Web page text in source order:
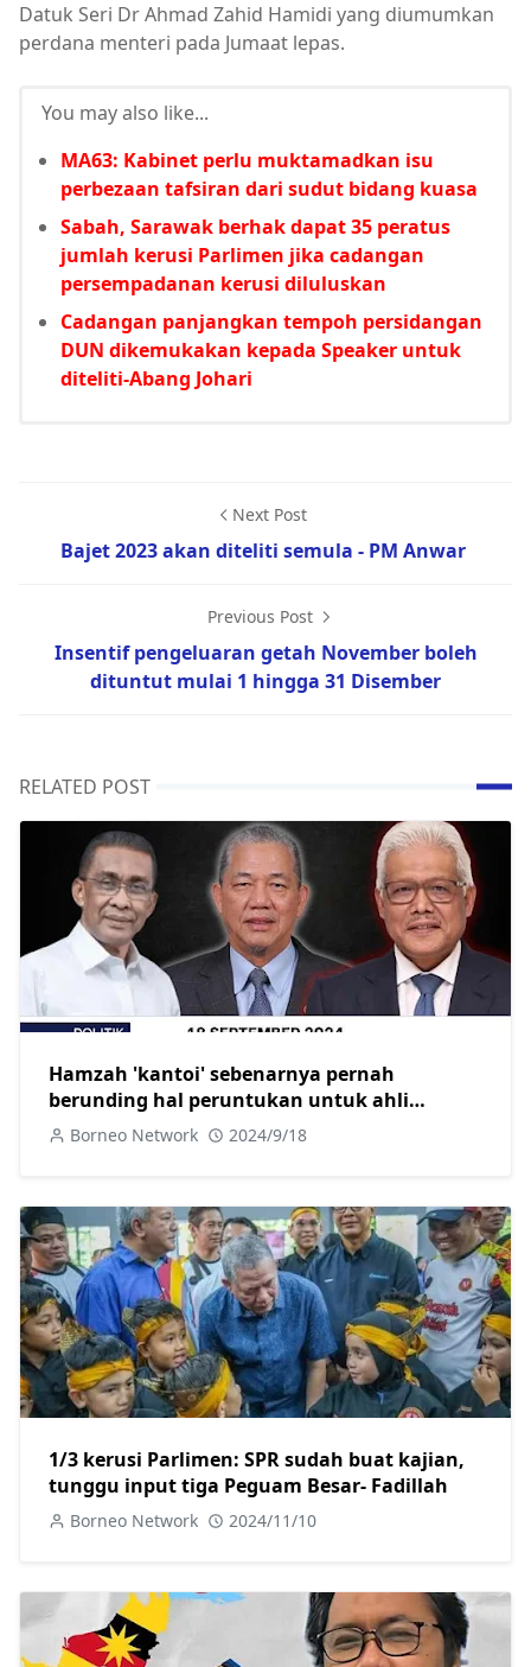
Datuk Seri Dr Ahmad Zahid Hamidi yang diumumkan
perdana menteri pada Jumaat lepas.
You may also like...
MA63: Kabinet perlu muktamadkan isu
perbezaan tafsiran dari sudut bidang kuasa
Sabah, Sarawak berhak dapat 35 peratus
jumlah kerusi Parlimen jika cadangan
persempadanan kerusi diluluskan
Cadangan panjangkan tempoh persidangan
DUN dikemukakan kepada Speaker untuk
diteliti-Abang Johari
Next Post
Bajet 2023 akan diteliti semula - PM Anwar
Previous Post
Insentif pengeluaran getah November boleh
dituntut mulai 1 hingga 31 Disember
RELATED POST
Hamzah 'kantoi' sebenarnya pernah
berunding hal peruntukan untuk ahli
parlimen pembangkang
Borneo Network 2024/9/18
1/3 kerusi Parlimen: SPR sudah buat kajian,
tunggu input tiga Peguam Besar- Fadillah
Borneo Network 2024/11/10